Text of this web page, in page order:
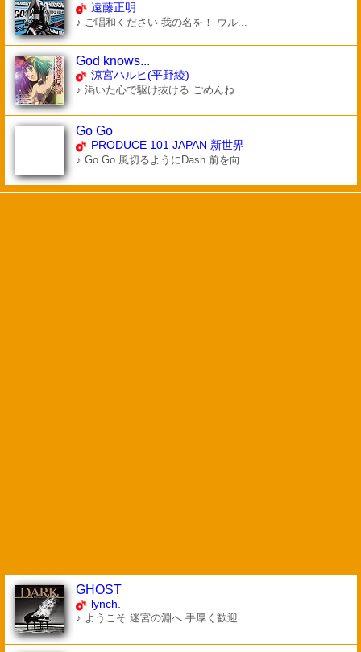
遠藤正明
♪ ご唱和ください 我の名を！ ウル...
God knows...
涼宮ハルヒ(平野綾)
♪ 渇いた心で駆け抜ける ごめんね...
Go Go
PRODUCE 101 JAPAN 新世界
♪ Go Go 風切るようにDash 前を向...
GHOST
lynch.
♪ ようこそ 迷宮の淵へ 手厚く歓迎...